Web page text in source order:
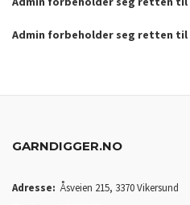
Admin forbeholder seg retten til
GARNDIGGER.NO
Adresse: Åsveien 215, 3370 Vikersund